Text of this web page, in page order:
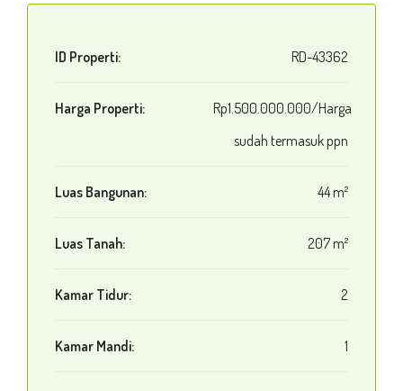
ID Properti: RD-43362
Harga Properti:
Rp1.500.000.000/Harga
sudah termasuk ppn
Luas Bangunan: 44 m²
Luas Tanah: 207 m²
Kamar Tidur: 2
Kamar Mandi: 1